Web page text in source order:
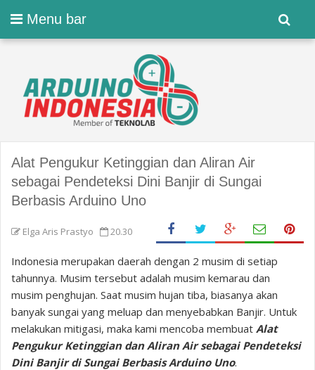
Menu bar
Alat Pengukur Ketinggian dan Aliran Air
sebagai Pendeteksi Dini Banjir di Sungai
Berbasis Arduino Uno
Elga Aris Prastyo 20.30
Indonesia merupakan daerah dengan 2 musim di setiap
tahunnya. Musim tersebut adalah musim kemarau dan
musim penghujan. Saat musim hujan tiba, biasanya akan
banyak sungai yang meluap dan menyebabkan Banjir. Untuk
melakukan mitigasi, maka kami mencoba membuat Alat
Pengukur Ketinggian dan Aliran Air sebagai Pendeteksi
Dini Banjir di Sungai Berbasis Arduino Uno.